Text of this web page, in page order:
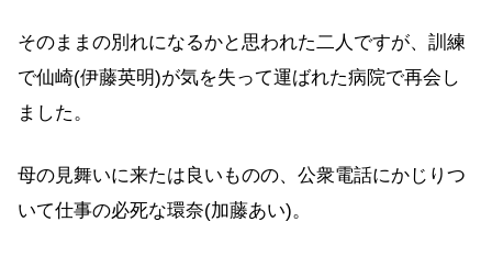
そのままの別れになるかと思われた二人ですが、訓練
で仙崎(伊藤英明)が気を失って運ばれた病院で再会し
ました。
母の見舞いに来たは良いものの、公衆電話にかじりつ
いて仕事の必死な環奈(加藤あい)。